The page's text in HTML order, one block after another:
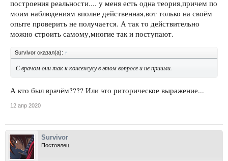
построения реальности.... у меня есть одна теория,причем по
моим наблюдениям вполне действенная,вот только на своём
опыте проверить не получается. А так то действительно
можно строить самому,многие так и поступают.
Survivor сказал(а): ↑
С врачом они так к консенсусу в этом вопросе и не пришли.
А кто был врачём???? Или это риторическое выражение...
12 апр 2020
Survivor
Постоялец